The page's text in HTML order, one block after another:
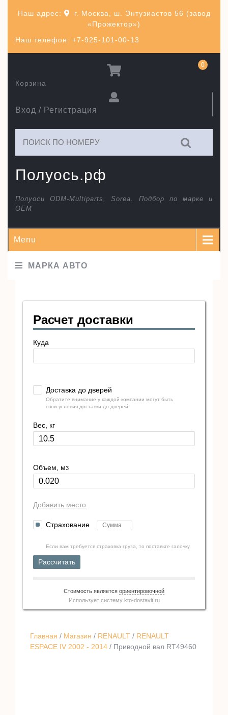
Наш телефон: +7-925-101-00-13
Наш адрес:
г. Москва, ш. Энтузиастов 56 (завод
«Прожектор»)
Полуось.рф
Полуоси ODM-Multiparts, Sorea. Подбор по марке и
ОЕМ
Вход / Регистрация
Корзина
0
Menu
МАРКА АВТО
Главная / Магазин / RENAULT / RENAULT
ESPACE IV 2002 - 2014 / Приводной вал RT49460
Расчет доставки
Куда
Доставка до дверей
Обратите внимание у каждой компании могут быть
свои условия доставки до дверей.
Вес, кг
Объем, м3
Добавить место
Страхование
Если вам требуется страховка груза, то поставьте галочку.
Рассчитать
Стоимость является ориентировочной
Использует систему kto-dostavit.ru